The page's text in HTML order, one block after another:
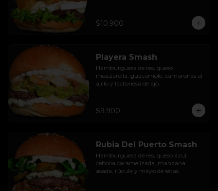
$10.900
Playera Smash
Hamburguesa de res, queso
mozzarella, guacamole, camarones al
ajillo y lactonesa de ajo.
$9.900
Rubia Del Puerto Smash
Hamburguesa de res, queso azul,
cebolla caramelizada, manzana
asada, rúcula y mayo de setas.